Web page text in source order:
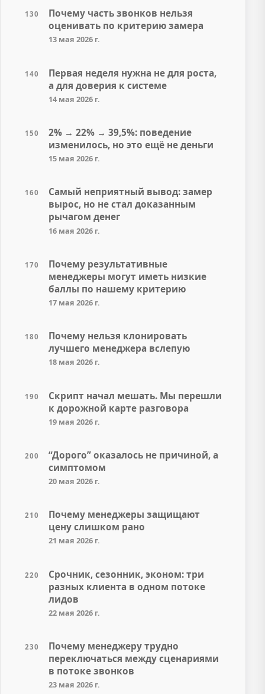
130
Почему часть звонков нельзя
оценивать по критерию замера
13 мая 2026 г.
140
Первая неделя нужна не для роста,
а для доверия к системе
14 мая 2026 г.
150
2% → 22% → 39,5%: поведение
изменилось, но это ещё не деньги
15 мая 2026 г.
160
Самый неприятный вывод: замер
вырос, но не стал доказанным
рычагом денег
16 мая 2026 г.
170
Почему результативные
менеджеры могут иметь низкие
баллы по нашему критерию
17 мая 2026 г.
180
Почему нельзя клонировать
лучшего менеджера вслепую
18 мая 2026 г.
190
Скрипт начал мешать. Мы перешли
к дорожной карте разговора
19 мая 2026 г.
200
“Дорого” оказалось не причиной, а
симптомом
20 мая 2026 г.
210
Почему менеджеры защищают
цену слишком рано
21 мая 2026 г.
220
Срочник, сезонник, эконом: три
разных клиента в одном потоке
лидов
22 мая 2026 г.
230
Почему менеджеру трудно
переключаться между сценариями
в потоке звонков
23 мая 2026 г.